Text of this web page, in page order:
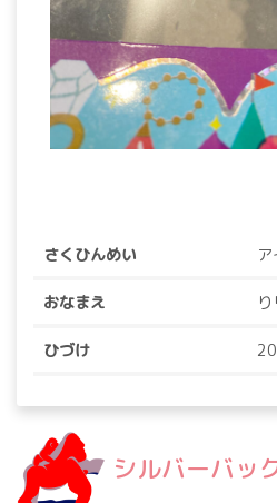
さくひんめい
おなまえ
ひづけ
シルバーバッ